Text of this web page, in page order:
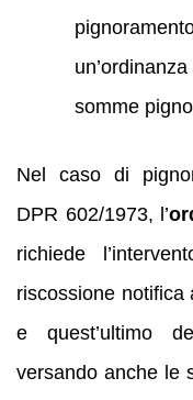
somme
Nel caso di
DPR 602/1973, l’
richiede
riscossione notifica
e quest’ultimo
versando anche le